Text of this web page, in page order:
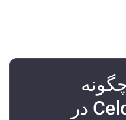
Cardano را به Celo در